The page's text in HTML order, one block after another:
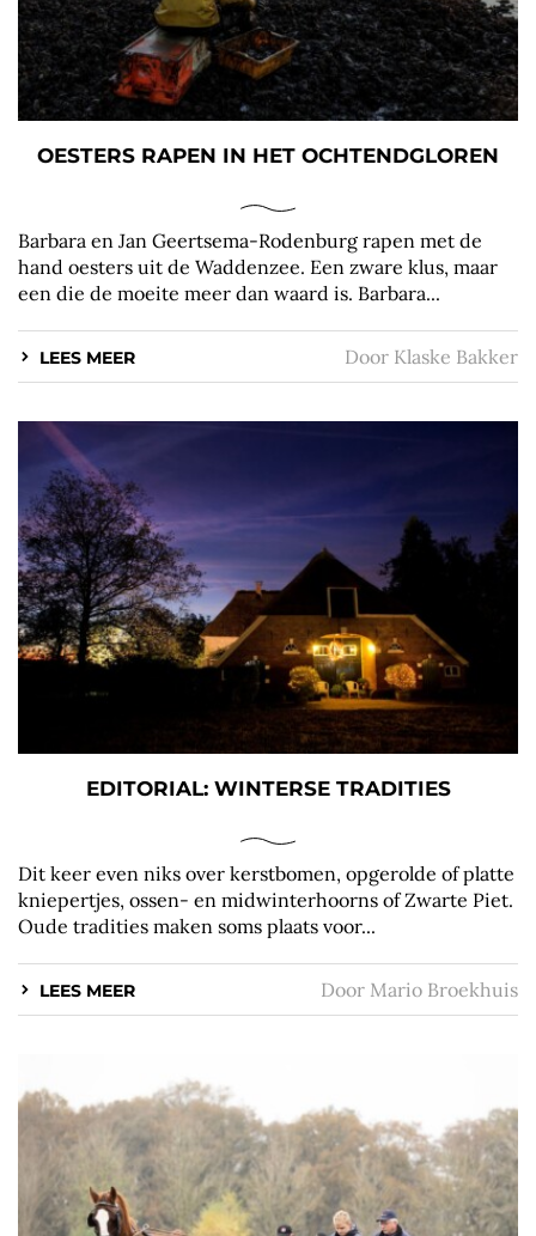
OESTERS RAPEN IN HET OCHTENDGLOREN
Barbara en Jan Geertsema-Rodenburg rapen met de
hand oesters uit de Waddenzee. Een zware klus, maar
een die de moeite meer dan waard is. Barbara...
LEES MEER Door Klaske Bakker
EDITORIAL: WINTERSE TRADITIES
Dit keer even niks over kerstbomen, opgerolde of platte
kniepertjes, ossen- en midwinterhoorns of Zwarte Piet.
Oude tradities maken soms plaats voor...
LEES MEER Door Mario Broekhuis